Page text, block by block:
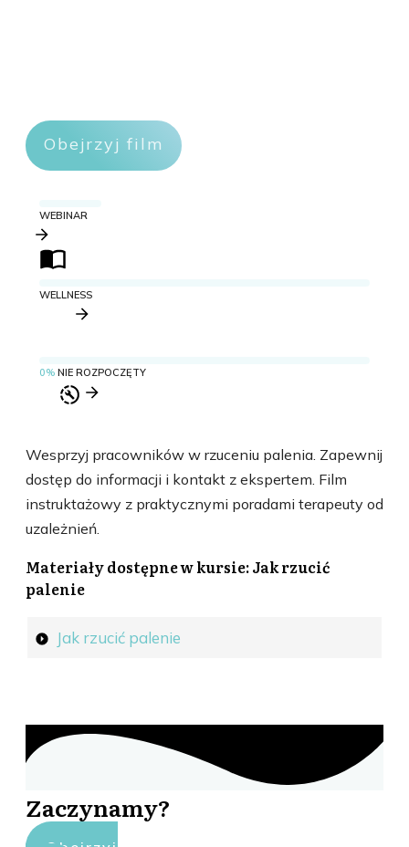
Obejrzyj film
WEBINAR
WELLNESS
0% NIE ROZPOCZĘTY
Wesprzyj pracowników w rzuceniu palenia. Zapewnij
dostęp do informacji i kontakt z ekspertem. Film
instruktażowy z praktycznymi poradami terapeuty od
uzależnień.
Materiały dostępne w kursie:Jak rzucić
palenie
Jak rzucić palenie
Zaczynamy?